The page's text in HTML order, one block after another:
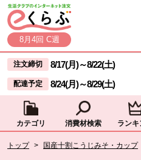
ページの先頭です。
本文へジャンプする。
8月4回 C週
ここからサイト内共通メニューで
サイト内共通メニューをスキップ
注文締切 8/17(月)～8/22(土)
配達予定 8/24(月)～8/29(土)
カテゴリ 消費材検索 ランキ
トップ > 国産十割こうじみそ・カップ